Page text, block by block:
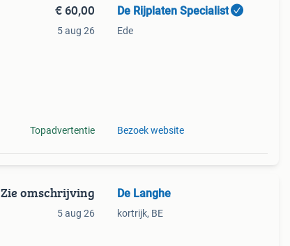
€ 60,00
5 aug 26
Topadvertentie
De Rijplaten Specialist
Ede
Bezoek website
Zie omschrijving
5 aug 26
De Langhe
kortrijk, BE